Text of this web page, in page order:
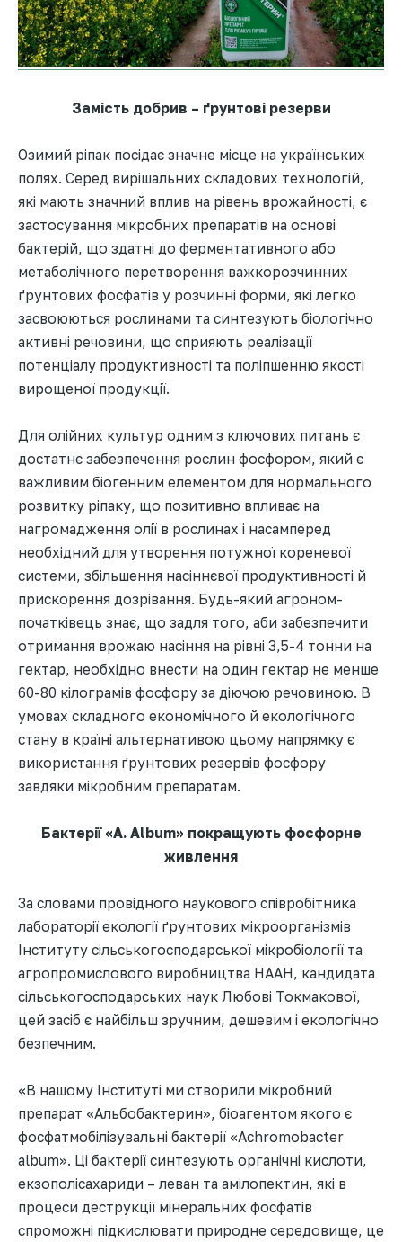
Замість добрив – ґрунтові резерви
Озимий ріпак посідає значне місце на українських
полях. Серед вирішальних складових технологій,
які мають значний вплив на рівень врожайності, є
застосування мікробних препаратів на основі
бактерій, що здатні до ферментативного або
метаболічного перетворення важкорозчинних
ґрунтових фосфатів у розчинні форми, які легко
засвоюються рослинами та синтезують біологічно
активні речовини, що сприяють реалізації
потенціалу продуктивності та поліпшенню якості
вирощеної продукції.
Для олійних культур одним з ключових питань є
достатнє забезпечення рослин фосфором, який є
важливим біогенним елементом для нормального
розвитку ріпаку, що позитивно впливає на
нагромадження олії в рослинах і насамперед
необхідний для утворення потужної кореневої
системи, збільшення насіннєвої продуктивності й
прискорення дозрівання. Будь-який агроном-
початківець знає, що задля того, аби забезпечити
отримання врожаю насіння на рівні 3,5-4 тонни на
гектар, необхідно внести на один гектар не менше
60-80 кілограмів фосфору за діючою речовиною. В
умовах складного економічного й екологічного
стану в країні альтернативою цьому напрямку є
використання ґрунтових резервів фосфору
завдяки мікробним препаратам.
Бактерії «A. Album» покращують фосфорне
живлення
За словами провідного наукового співробітника
лабораторії екології ґрунтових мікроорганізмів
Інституту сільськогосподарської мікробіології та
агропромислового виробництва НААН, кандидата
сільськогосподарських наук Любові Токмакової,
цей засіб є найбільш зручним, дешевим і екологічно
безпечним.
«В нашому Інституті ми створили мікробний
препарат «Альбобактерин», біоагентом якого є
фосфатмобілізувальні бактерії «Achromobacter
album». Ці бактерії синтезують органічні кислоти,
екзополісахариди – леван та амілопектин, які в
процеси деструкції мінеральних фосфатів
спроможні підкислювати природне середовище, це